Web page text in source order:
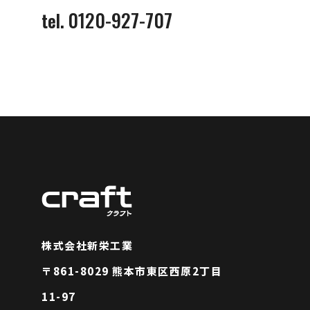
tel. 0120-927-707
株式会社新栄工業
〒861-8029 熊本市東区西原2丁目
11-97